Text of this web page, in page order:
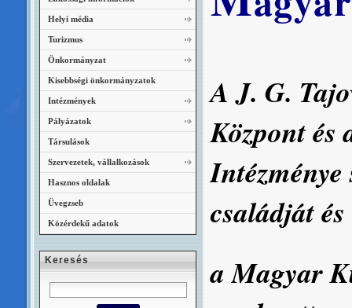
A J. G.
Központ és
családját
a Magyar
Helyi média
Turizmus
Önkormányzat
Kisebbségi önkormányzatok
Intézmények
Pályázatok
Társulások
Szervezetek, vállalkozások
Hasznos oldalak
Üvegzseb
Közérdekű adatok
Keresés